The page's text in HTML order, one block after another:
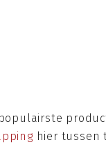
hier tussen